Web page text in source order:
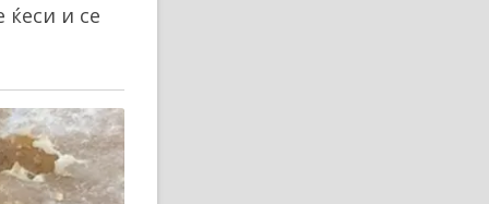
ќеси и се